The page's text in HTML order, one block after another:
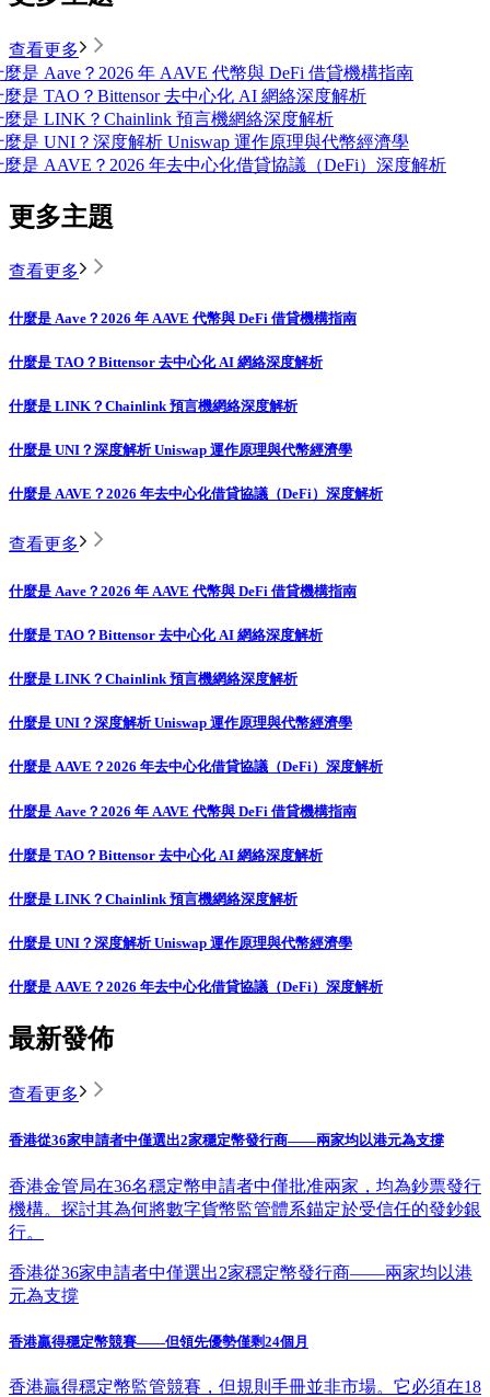
查看更多
麼是 Aave？2026 年 AAVE 代幣與 DeFi 借貸機構指南
麼是 TAO？Bittensor 去中心化 AI 網絡深度解析
麼是 LINK？Chainlink 預言機網絡深度解析
麼是 UNI？深度解析 Uniswap 運作原理與代幣經濟學
麼是 AAVE？2026 年去中心化借貸協議（DeFi）深度解析
更多主題
查看更多
什麼是 Aave？2026 年 AAVE 代幣與 DeFi 借貸機構指南
什麼是 TAO？Bittensor 去中心化 AI 網絡深度解析
什麼是 LINK？Chainlink 預言機網絡深度解析
什麼是 UNI？深度解析 Uniswap 運作原理與代幣經濟學
什麼是 AAVE？2026 年去中心化借貸協議（DeFi）深度解析
查看更多
什麼是 Aave？2026 年 AAVE 代幣與 DeFi 借貸機構指南
什麼是 TAO？Bittensor 去中心化 AI 網絡深度解析
什麼是 LINK？Chainlink 預言機網絡深度解析
什麼是 UNI？深度解析 Uniswap 運作原理與代幣經濟學
什麼是 AAVE？2026 年去中心化借貸協議（DeFi）深度解析
什麼是 Aave？2026 年 AAVE 代幣與 DeFi 借貸機構指南
什麼是 TAO？Bittensor 去中心化 AI 網絡深度解析
什麼是 LINK？Chainlink 預言機網絡深度解析
什麼是 UNI？深度解析 Uniswap 運作原理與代幣經濟學
什麼是 AAVE？2026 年去中心化借貸協議（DeFi）深度解析
最新發佈
查看更多
香港從36家申請者中僅選出2家穩定幣發行商——兩家均以港元為支撐
香港金管局在36名穩定幣申請者中僅批准兩家，均為鈔票發行
機構。探討其為何將數字貨幣監管體系錨定於受信任的發鈔銀
行。
香港從36家申請者中僅選出2家穩定幣發行商——兩家均以港
元為支撐
香港贏得穩定幣競賽——但領先優勢僅剩24個月
香港贏得穩定幣監管競賽，但規則手冊並非市場。它必須在18